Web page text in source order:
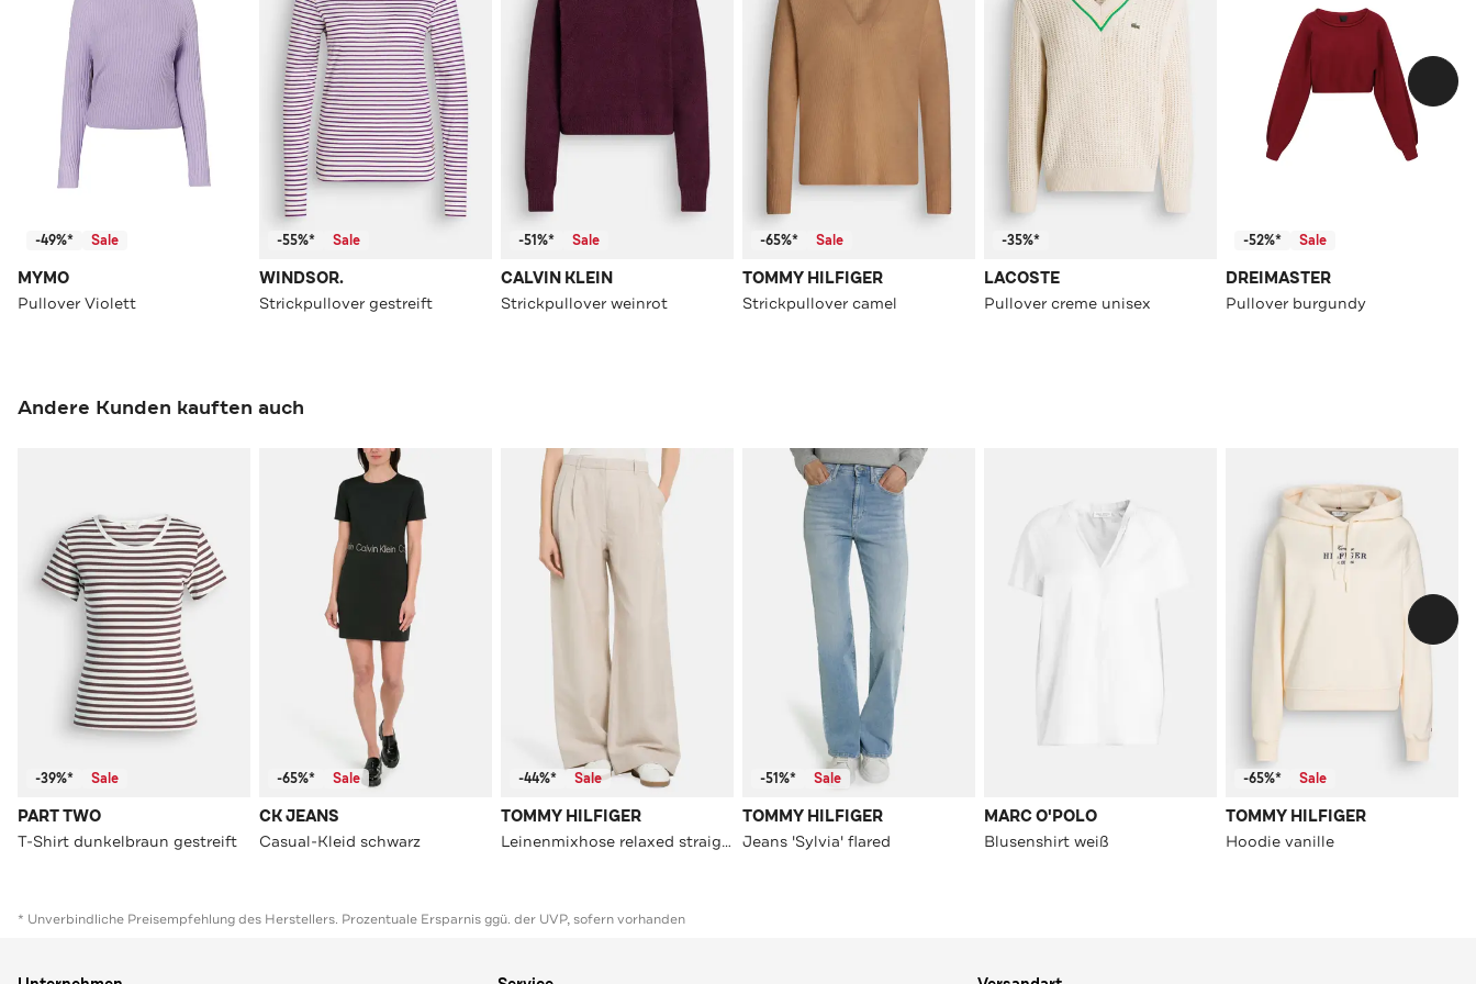
-49%* Sale
MYMO
Pullover Violett
-55%* Sale
WINDSOR.
Strickpullover gestreift
-51%* Sale
CALVIN KLEIN
Strickpullover weinrot
-65%* Sale
TOMMY HILFIGER
Strickpullover camel
-35%*
LACOSTE
Pullover creme unisex
-52%* Sale
DREIMASTER
Pullover burgundy
Andere Kunden kauften auch
-39%* Sale
PART TWO
T-Shirt dunkelbraun gestreift
-65%* Sale
CK JEANS
Casual-Kleid schwarz
-44%* Sale
TOMMY HILFIGER
Leinenmixhose relaxed straight
-51%* Sale
TOMMY HILFIGER
Jeans 'Sylvia' flared
MARC O'POLO
Blusenshirt weiß
-65%* Sale
TOMMY HILFIGER
Hoodie vanille
* Unverbindliche Preisempfehlung des Herstellers. Prozentuale Ersparnis ggü. der UVP, sofern vorhanden